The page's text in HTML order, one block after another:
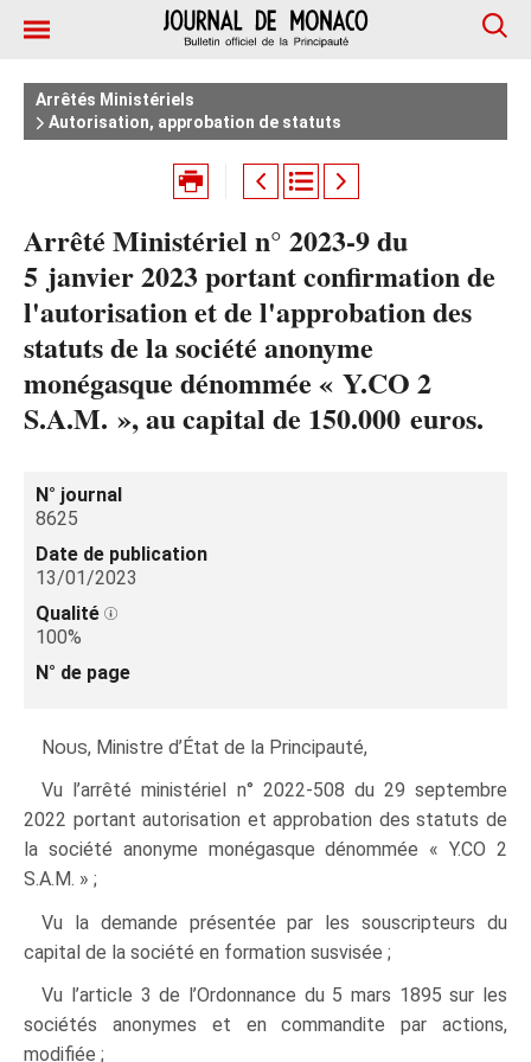
Arrêtés Ministériels
Autorisation, approbation de statuts
Arrêté Ministériel n° 2023-9 du
5 janvier 2023 portant confirmation de
l'autorisation et de l'approbation des
statuts de la société anonyme
monégasque dénommée « Y.CO 2
S.A.M. », au capital de 150.000 euros.
N° journal
8625
Date de publication
13/01/2023
Qualité
100%
N° de page
Nous, Ministre d’État de la Principauté,
Vu l’arrêté ministériel n° 2022-508 du 29 septembre
2022 portant autorisation et approbation des statuts de
la société anonyme monégasque dénommée « Y.CO 2
S.A.M. » ;
Vu la demande présentée par les souscripteurs du
capital de la société en formation susvisée ;
Vu l’article 3 de l’Ordonnance du 5 mars 1895 sur les
sociétés anonymes et en commandite par actions,
modifiée ;